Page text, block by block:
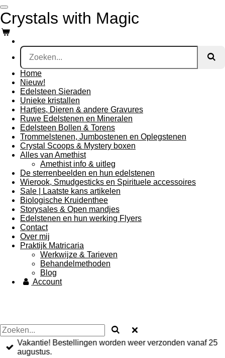
Ga
direct
naar
de
hoofdinhoud
Crystals with Magic
Home
Nieuw!
Edelsteen Sieraden
Unieke kristallen
Hartjes, Dieren & andere Gravures
Ruwe Edelstenen en Mineralen
Edelsteen Bollen & Torens
Trommelstenen, Jumbostenen en Oplegstenen
Crystal Scoops & Mystery boxen
Alles van Amethist
Amethist info & uitleg
De sterrenbeelden en hun edelstenen
Wierook, Smudgesticks en Spirituele accessoires
Sale | Laatste kans artikelen
Biologische Kruidenthee
Storysales & Open mandjes
Edelstenen en hun werking Flyers
Contact
Over mij
Praktijk Matricaria
Werkwijze & Tarieven
Behandelmethoden
Blog
Account
Vakantie! Bestellingen worden weer verzonden vanaf 25
augustus.